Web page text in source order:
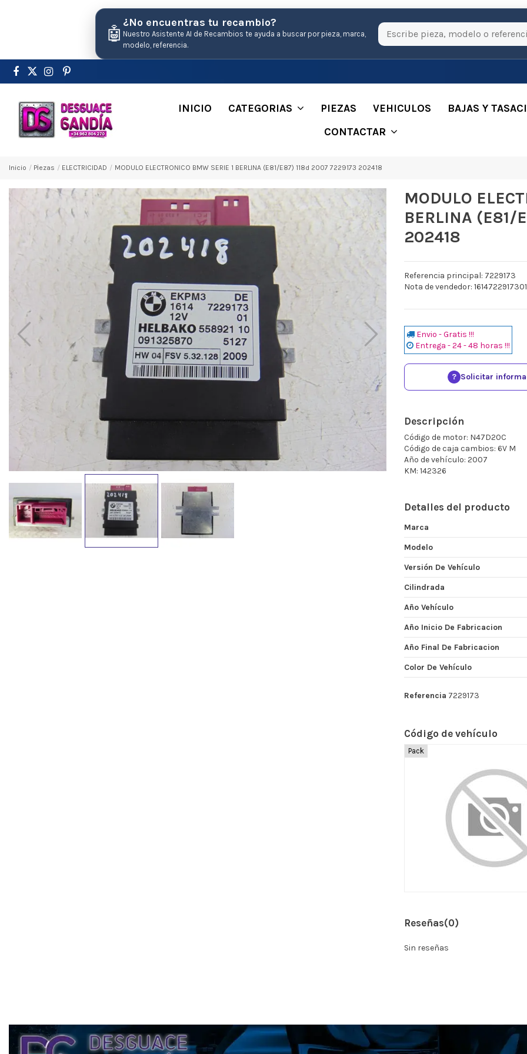
🤖
¿No encuentras tu recambio?
Nuestro Asistente AI de Recambios te ayuda a buscar por pieza, marca,
modelo, referencia.
INICIO CATEGORIAS PIEZAS VEHICULOS
BAJAS Y
CONTACTAR
Inicio Pіezas ELECTRICIDAD MODULO ELECTRONICO BMW SERIE 1 BERLINA (E81/E87) 118d 2007 7229173 202418
MODULO
BERLINA (E81/
202418
Referencia principal: 7229173
Nota de vendedor: 1614722917301
Envio - Gratis !!!
Entrega - 24 - 48 horas !!!
? Solicitar
Descripción
Código de motor: N47D20C
Código de caja cambios: 6V M
Año de vehículo: 2007
KM: 142326
Detalles del producto
Marca
Modelo
Versión De Vehículo
Cilindrada
Año Vehículo
Año Inicio De Fabricacion
Año Final De Fabricacion
Color De Vehículo
Referencia 7229173
Código de vehículo
Pack
Reseñas(0)
Sin reseñas